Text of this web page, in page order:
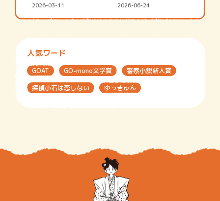
2026-03-11 2026-06-24
人気ワード
GOAT GO-mono文学賞
警察小説新人賞
探偵小石は恋しない
ゆっきゅん